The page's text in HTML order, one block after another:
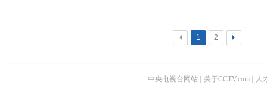
< 1 2 >
中央电视台网站 关于CCTV.com 人